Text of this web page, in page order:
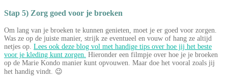
Stap 5) Zorg goed voor je broeken
Om lang van je broeken te kunnen genieten, moet je er goed voor zorgen.
Was ze op de juiste manier, strijk ze eventueel en vouw of hang ze altijd
netjes op. Lees ook deze blog vol met handige tips over hoe jij het beste
voor je kleding kunt zorgen. Hieronder een filmpje over hoe je je broeken
op de Marie Kondo manier kunt opvouwen. Maar doe het vooral zoals jij
het handig vindt. 😉